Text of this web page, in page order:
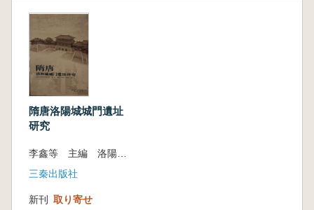
隋唐洛陽城城門遺址
研究
三秦出版社
新刊 取り寄せ